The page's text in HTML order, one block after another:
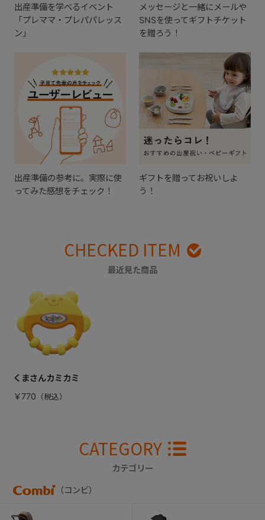
出産準備を学べるイベント
「プレママ・プレパパレッス
ン」
メッセージと一緒にメールや
SNSを使ってギフトチケット
を贈ろう！
出産準備の参考に。実際に使
ってみた感想をチェック！
ギフトを贈ってお祝いしよ
う！
CHECKED ITEM
最近見た商品
くまさんカミカミ
￥770
CATEGORY
カテゴリー
（コンビ）